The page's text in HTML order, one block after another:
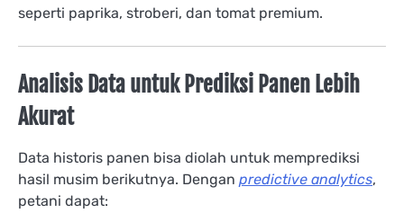
seperti paprika, stroberi, dan tomat premium.
Analisis Data untuk Prediksi Panen Lebih
Akurat
Data historis panen bisa diolah untuk memprediksi
hasil musim berikutnya. Dengan predictive analytics,
petani dapat: